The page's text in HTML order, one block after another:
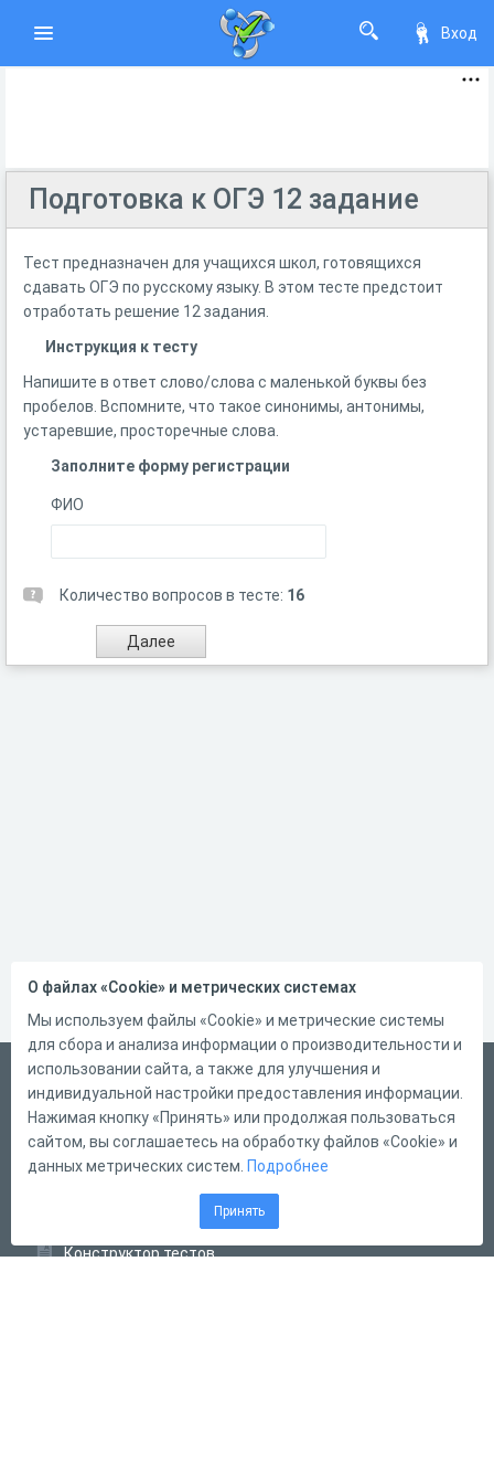
Вход
Подготовка к ОГЭ 12 задание
Тест предназначен для учащихся школ, готовящихся
сдавать ОГЭ по русскому языку. В этом тесте предстоит
отработать решение 12 задания.
Инструкция к тесту
Напишите в ответ слово/слова с маленькой буквы без
пробелов. Вспомните, что такое синонимы, антонимы,
устаревшие, просторечные слова.
Заполните форму регистрации
ФИО
Количество вопросов в тесте: 16
Русский
Справка
Форма обратной связи
Конструктор тестов
О файлах «Cookie» и метрических системах
Мы используем файлы «Cookie» и метрические системы
для сбора и анализа информации о производительности и
использовании сайта, а также для улучшения и
индивидуальной настройки предоставления информации.
Нажимая кнопку «Принять» или продолжая пользоваться
сайтом, вы соглашаетесь на обработку файлов «Cookie» и
данных метрических систем. Подробнее
Принять